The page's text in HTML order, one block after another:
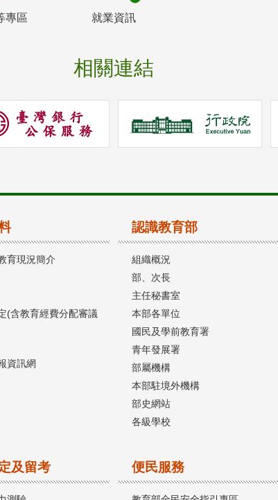
專區 就業資訊
相關連結
育現況簡介
(含教育經費分配審議
資訊網
認識教育部
組織概況
部、次長
主任秘書室
本部各單位
國民及學前教育署
青年發展署
部屬機構
本部駐境外機構
部史網站
各級學校
及留考 便民服務